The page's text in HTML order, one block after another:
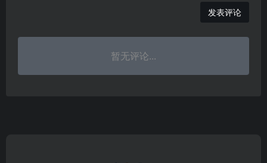
发表评论
暂无评论...